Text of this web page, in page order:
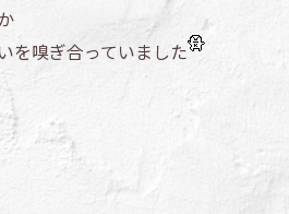
を嗅ぎ合っていました